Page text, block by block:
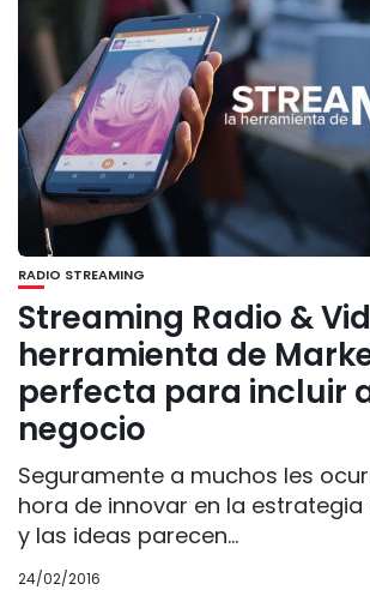
RADIO STREAMING
Streaming Radio &
herramienta de
perfecta para incluir
negocio
Seguramente a muchos les
hora de innovar en la
y las ideas parecen...
24/02/2016